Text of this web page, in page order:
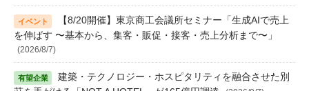
【8/20開催】東京商工会議所セミナー「生成AIで売上
を伸ばす 〜基本から、集客・販促・接客・売上分析まで〜」
(2026/8/7)
建築・テクノロジー・ホスピタリティを融合させた別